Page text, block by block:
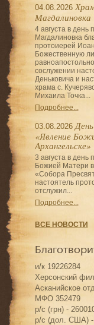
04.08.2026
Магдалиновка
4 августа в день
Магдалиновка
протоиерей
Божественную
сослужении
Деньковича и
храма с.
Михаила Точка...
Подробнее...
03.08.2026
«Явление
Архангельске»
3 августа в
Божией Матери в
«Собора
настоятель
отслужил...
Подробнее...
ВСЕ НОВОСТИ
и/к 19226284
Херсонский
Асканийское
МФО 352479
р/с (грн) -
р/с (дол. США) -